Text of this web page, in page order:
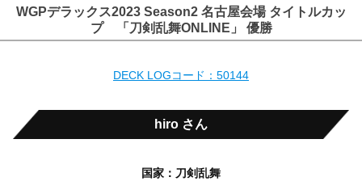
WGPデラックス2023 Season2 名古屋会場 タイトルカッ
プ 「刀剣乱舞ONLINE」 優勝
DECK LOGコード：50144
hiro さん
国家：刀剣乱舞